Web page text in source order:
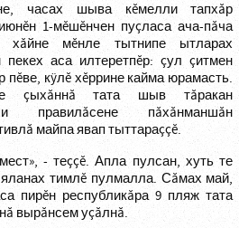
часах шыва кĕмелли тапхăр
1-мĕшĕнчен пуçласа ача-пăча
мĕнле тытнипе ытларах
пекех аса илтеретпĕр: çул çитмен
пĕве, кÿлĕ хĕррине кайма юрамасть.
çыхăннă тата шыв тăракан
правилăсене пăхăнманшăн
майпа явап тыттараççĕ.
- теççĕ. Апла пулсан, хуть те
яланах тимлĕ пулмалла. Сăмах май,
пирĕн республикăра 9 пляж тата
вырăнсем уçăлнă.